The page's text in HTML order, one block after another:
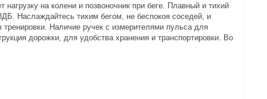
на колени и позвоночник при беге. Плавный и тихий
Наслаждайтесь тихим бегом, не беспокоя соседей, и
Наличие ручек с измерителями пульса для
дорожки, для удобства хранения и транспортировки. Во